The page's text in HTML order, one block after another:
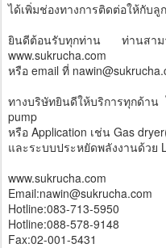
ได้เพิ่มช่องทางการติดต่อให้กับลู
ยินดีต้อนรับทุกท่าน ท่านสา
www.sukrucha.com
หรือ email ที่
ทางบริษัทยินดีให้บริการทุกด้าน
pump
หรือ Application เช่น Gas
และระบบประหยัดพลังงานด้วย
www.sukrucha.com
Email:nawin@sukrucha.com
Hotline:083-713-5950
Hotline:088-578-9148
Fax:02-001-5431